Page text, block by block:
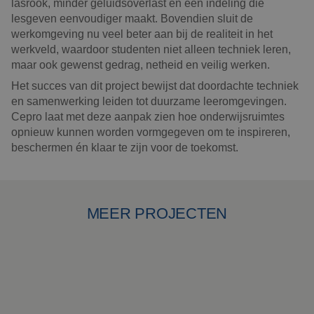
lasrook, minder geluidsoverlast en een indeling die
lesgeven eenvoudiger maakt. Bovendien sluit de
werkomgeving nu veel beter aan bij de realiteit in het
werkveld, waardoor studenten niet alleen techniek leren,
maar ook gewenst gedrag, netheid en veilig werken.
Het succes van dit project bewijst dat doordachte techniek
en samenwerking leiden tot duurzame leeromgevingen.
Cepro laat met deze aanpak zien hoe onderwijsruimtes
opnieuw kunnen worden vormgegeven om te inspireren,
beschermen én klaar te zijn voor de toekomst.
MEER PROJECTEN